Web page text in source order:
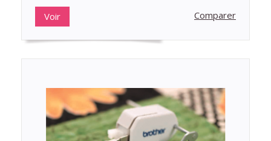
Voir Comparer